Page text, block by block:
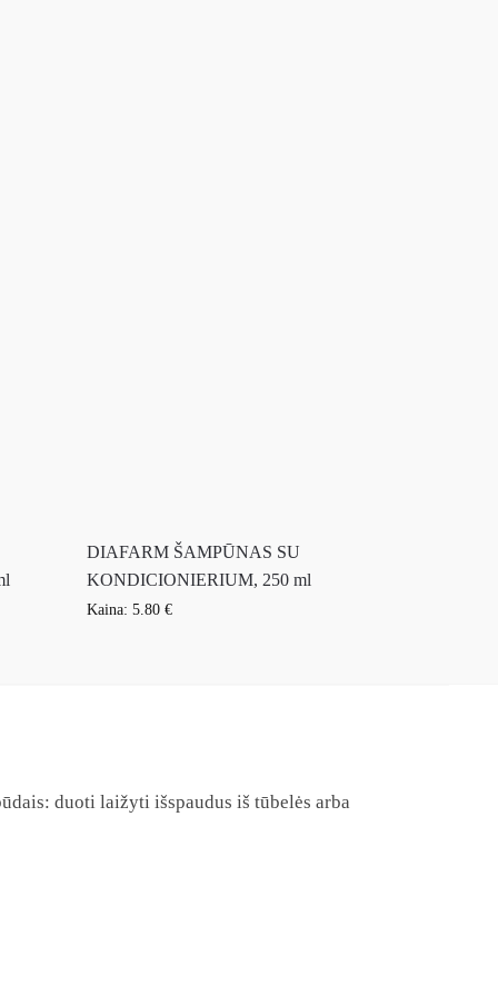
DIAFARM ŠAMPŪNAS SU
KONDICIONIERIUM, 250 ml
Kaina:5.80€
duoti laižyti išspaudus iš tūbelės arba